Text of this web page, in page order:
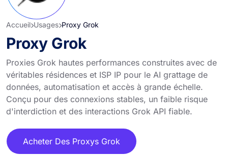
Accueil Usages Proxy Grok
Proxy Grok
Proxies Grok hautes performances construites avec de
véritables résidences et ISP IP pour le AI grattage de
données, automatisation et accès à grande échelle.
Conçu pour des connexions stables, un faible risque
d'interdiction et des interactions Grok API fiable.
Acheter Des Proxys Grok